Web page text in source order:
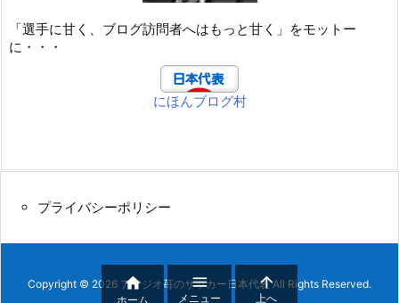
「選手に甘く、ブログ訪問者へはもっと甘く」をモットー
に・・・
にほんブログ村
プライバシーポリシー
Copyright © 2026 アマジオ苺のサッカー日本代表All Rights Reserved.

ホーム

メニュー

上へ